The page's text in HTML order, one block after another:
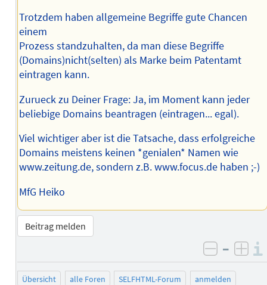
Trotzdem haben allgemeine Begriffe gute Chancen
einem
Prozess standzuhalten, da man diese Begriffe
(Domains)nicht(selten) als Marke beim Patentamt
eintragen kann.
Zurueck zu Deiner Frage: Ja, im Moment kann jeder
beliebige Domains beantragen (eintragen... egal).
Viel wichtiger aber ist die Tatsache, dass erfolgreiche
Domains meistens keinen *genialen* Namen wie
www.zeitung.de, sondern z.B. www.focus.de haben ;-)
MfG Heiko
Beitrag melden
negativ
–
Übersicht alle Foren SELFHTML-Forum
anmelden